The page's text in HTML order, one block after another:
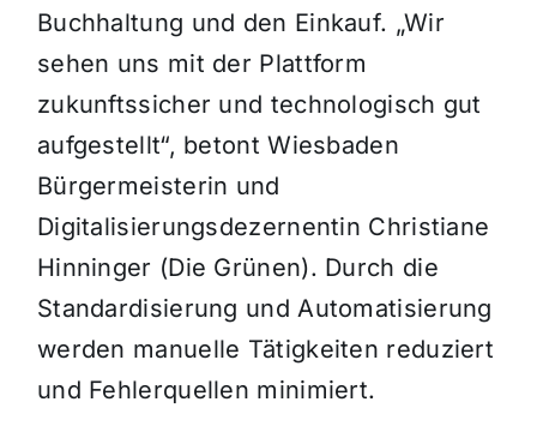
Buchhaltung und den Einkauf. „Wir
sehen uns mit der Plattform
zukunftssicher und technologisch gut
aufgestellt“, betont Wiesbaden
Bürgermeisterin und
Digitalisierungsdezernentin Christiane
Hinninger (Die Grünen). Durch die
Standardisierung und Automatisierung
werden manuelle Tätigkeiten reduziert
und Fehlerquellen minimiert.